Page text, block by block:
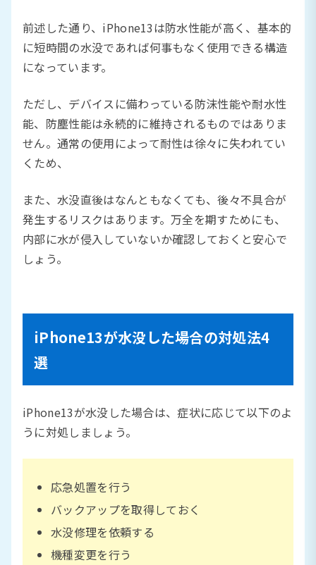
前述した通り、iPhone13は防水性能が高く、基本的
に短時間の水没であれば何事もなく使用できる構造
になっています。
ただし、デバイスに備わっている防沫性能や耐水性
能、防塵性能は永続的に維持されるものではありま
せん。通常の使用によって耐性は徐々に失われてい
くため、
また、水没直後はなんともなくても、後々不具合が
発生するリスクはあります。万全を期すためにも、
内部に水が侵入していないか確認しておくと安心で
しょう。
iPhone13が水没した場合の対処法4
選
iPhone13が水没した場合は、症状に応じて以下のよ
うに対処しましょう。
応急処置を行う
バックアップを取得しておく
水没修理を依頼する
機種変更を行う